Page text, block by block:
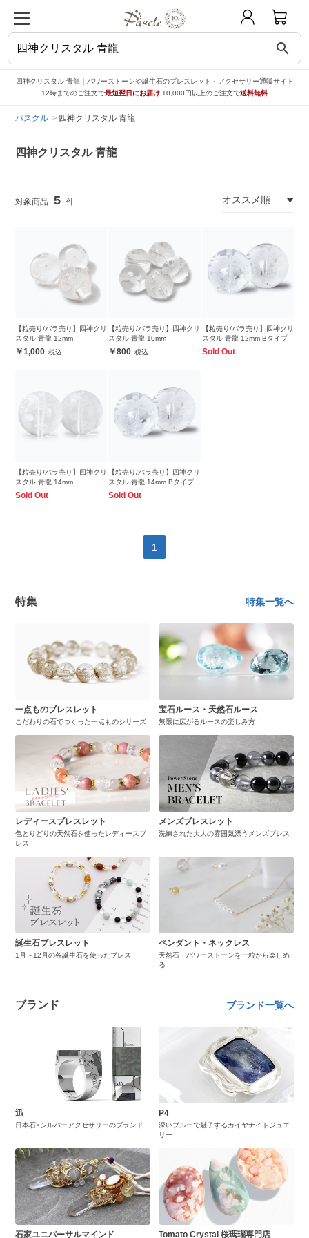
search
四神クリスタル 青龍｜パワーストーンや誕生石のブレスレット・アクセサリー通販サイト
12時までのご注文で最短翌日にお届け 10,000円以上のご注文で送料無料
パスクル 四神クリスタル 青龍
四神クリスタル 青龍
5
【粒売り/バラ売り】四神クリ
スタル 青龍 12mm
1,000
【粒売り/バラ売り】四神クリ
スタル 青龍 10mm
800
【粒売り/バラ売り】四神クリ
スタル 青龍 12mm Bタイプ
Sold Out
【粒売り/バラ売り】四神クリ
スタル 青龍 14mm
Sold Out
【粒売り/バラ売り】四神クリ
スタル 青龍 14mm Bタイプ
Sold Out
1
特集 特集一覧へ
一点ものブレスレット
こだわりの石でつくった一点ものシリーズ
宝石ルース・天然石ルース
無限に広がるルースの楽しみ方
レディースブレスレット
色とりどりの天然石を使ったレディースブ
レス
メンズブレスレット
洗練された大人の雰囲気漂うメンズブレス
誕生石ブレスレット
1月～12月の各誕生石を使ったブレス
ペンダント・ネックレス
天然石・パワーストーンを一粒から楽しめ
る
ブランド ブランド一覧へ
迅
日本石×シルバーアクセサリーのブランド
P4
深いブルーで魅了するカイヤナイトジュエ
リー
石家ユニバーサルマインド Tomato Crystal 桜瑪瑙専門店